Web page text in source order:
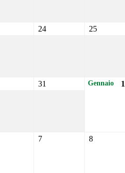
24 25
31 Gennaio 1
7 8